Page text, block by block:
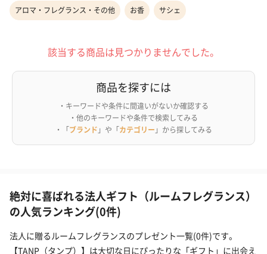
アロマ・フレグランス・その他 お香 サシェ
該当する商品は見つかりませんでした。
商品を探すには
・キーワードや条件に間違いがないか確認する
・他のキーワードや条件で検索してみる
・「ブランド 」や「カテゴリー 」から探してみる
絶対に喜ばれる法人ギフト（ルームフレグランス）
の人気ランキング(0件)
法人に贈るルームフレグランスのプレゼント一覧(0件)です。
【TANP（タンプ）】は大切な日にぴったりな「ギフト」に出会え